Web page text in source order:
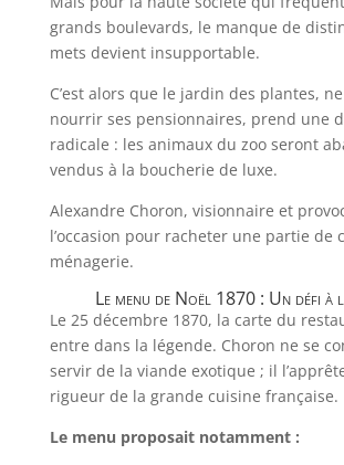
grands boulevards, le manque de
mets devient insupportable.
C’est alors que le jardin des plantes,
nourrir ses pensionnaires, prend une
radicale : les animaux du zoo seront
vendus à la boucherie de luxe.
Alexandre Choron, visionnaire et
l’occasion pour racheter une partie de
ménagerie.
Le menu de Noël 1870 : Un défi à
Le 25 décembre 1870, la carte du
entre dans la légende. Choron ne se
servir de la viande exotique ; il
rigueur de la grande cuisine française.
Le menu proposait notamment :